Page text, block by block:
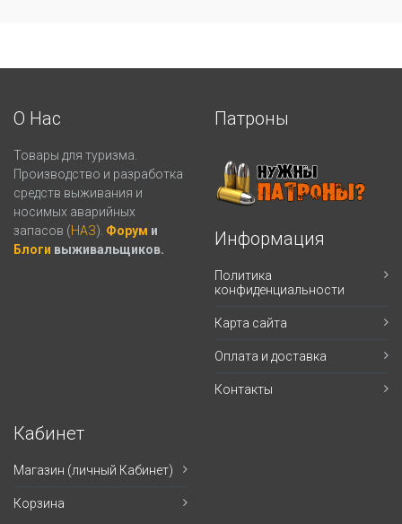
О Нас
Товары для туризма.
Производство и разработка
средств выживания и
носимых аварийных
запасов (НАЗ). Форум и
Блоги выживальщиков.
Патроны
Информация
Политика
конфиденциальности
Карта сайта
Оплата и доставка
Контакты
Кабинет
Магазин (личный Кабинет)
Корзина